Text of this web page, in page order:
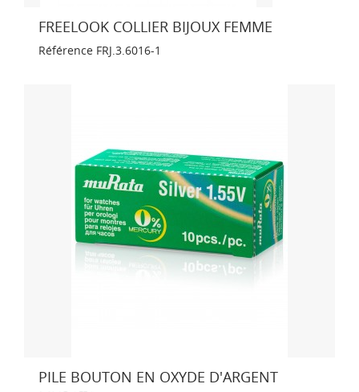
FREELOOK COLLIER BIJOUX FEMME
Référence FRJ.3.6016-1
PILE BOUTON EN OXYDE D'ARGENT